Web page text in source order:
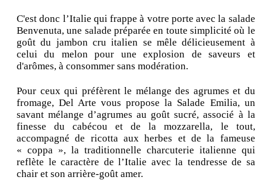
C'est donc l’Italie qui frappe à votre porte avec la salade
Benvenuta, une salade préparée en toute simplicité où le
goût du jambon cru italien se mêle délicieusement à
celui du melon pour une explosion de saveurs et
d'arômes, à consommer sans modération.
Pour ceux qui préfèrent le mélange des agrumes et du
fromage, Del Arte vous propose la Salade Emilia, un
savant mélange d’agrumes au goût sucré, associé à la
finesse du cabécou et de la mozzarella, le tout,
accompagné de ricotta aux herbes et de la fameuse
« coppa », la traditionnelle charcuterie italienne qui
reflète le caractère de l’Italie avec la tendresse de sa
chair et son arrière-goût amer.